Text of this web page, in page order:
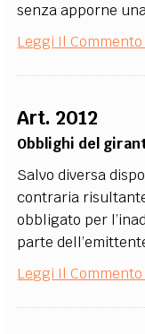
senza apporne
Leggi Il
Art. 2012
Obblighi del
Salvo diversa
contraria
obbligato per
parte
Leggi Il